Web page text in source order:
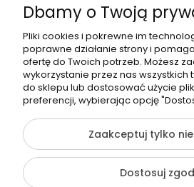
Telefon:
518358020
©2026 Wszelkie Prawa
Szablon Flex by
Dbamy o Twoją
Pliki cookies i pokrewne im
poprawne działanie strony i
ofertę do Twoich potrzeb. Możesz
wykorzystanie przez nas wszystkich
do sklepu lub dostosować użycie
preferencji, wybierając opcję
Zaakceptuj tylko
Dostosuj